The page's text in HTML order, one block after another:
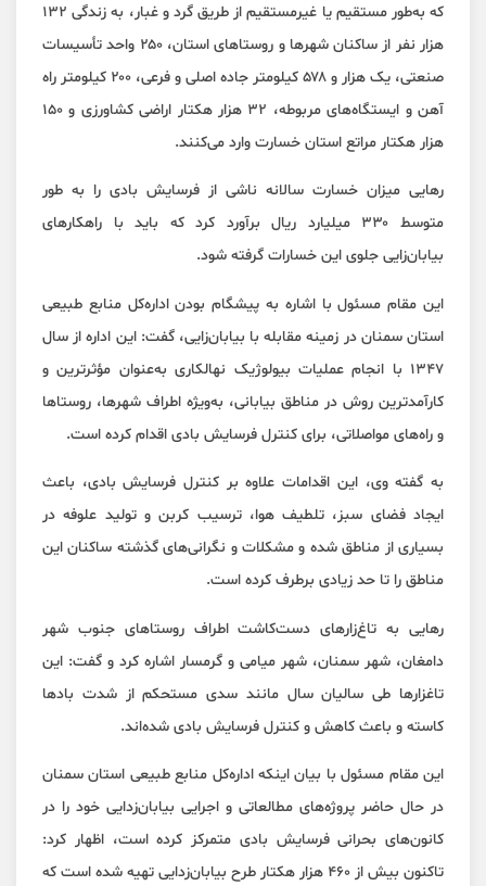
که به‌طور مستقیم یا غیرمستقیم از طریق گرد و غبار، به زندگی ۱۳۲
هزار نفر از ساکنان شهرها و روستاهای استان، ۲۵۰ واحد تأسیسات
صنعتی، یک هزار و ۵۷۸ کیلومتر جاده اصلی و فرعی، ۲۰۰ کیلومتر راه
آهن و ایستگاه‌های مربوطه، ۳۲ هزار هکتار اراضی کشاورزی و ۱۵۰
هزار هکتار مراتع استان خسارت وارد می‌کنند.
رهایی میزان خسارت سالانه ناشی از فرسایش بادی را به طور
متوسط ۳۳۰ میلیارد ریال برآورد کرد که باید با راهکارهای
بیابان‌زایی جلوی این خسارات گرفته شود.
این مقام مسئول با اشاره به پیشگام بودن اداره‌کل منابع طبیعی
استان سمنان در زمینه مقابله با بیابان‌زایی، گفت: این اداره از سال
۱۳۴۷ با انجام عملیات بیولوژیک نهالکاری به‌عنوان مؤثرترین و
کارآمدترین روش در مناطق بیابانی، به‌ویژه اطراف شهرها، روستاها
و راه‌های مواصلاتی، برای کنترل فرسایش بادی اقدام کرده است.
به گفته وی، این اقدامات علاوه بر کنترل فرسایش بادی، باعث
ایجاد فضای سبز، تلطیف هوا، ترسیب کربن و تولید علوفه در
بسیاری از مناطق شده و مشکلات و نگرانی‌های گذشته ساکنان این
مناطق را تا حد زیادی برطرف کرده است.
رهایی به تاغ‌زارهای دست‌کاشت اطراف روستاهای جنوب شهر
دامغان، شهر سمنان، شهر میامی و گرمسار اشاره کرد و گفت: این
تاغزارها طی سالیان سال مانند سدی مستحکم از شدت بادها
کاسته و باعث کاهش و کنترل فرسایش بادی شده‌اند.
این مقام مسئول با بیان اینکه اداره‌کل منابع طبیعی استان سمنان
در حال حاضر پروژه‌های مطالعاتی و اجرایی بیابان‌زدایی خود را در
کانون‌های بحرانی فرسایش بادی متمرکز کرده است، اظهار کرد:
تاکنون بیش از ۴۶۰ هزار هکتار طرح بیابان‌زدایی تهیه شده است که